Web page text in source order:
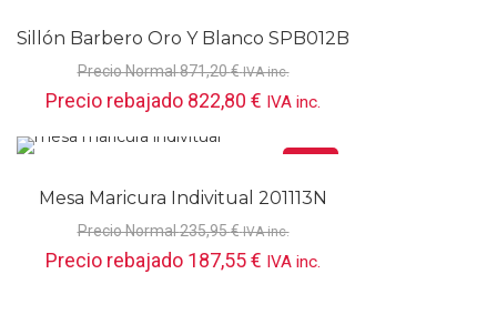
Sillón Barbero Oro Y Blanco SPB012B
Precio Normal871,20€ IVA inc.
Precio rebajado 822,80 € IVA inc.
Mesa Maricura Indivitual 201113N
Precio Normal235,95€ IVA inc.
Precio rebajado 187,55€ IVA inc.